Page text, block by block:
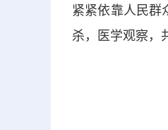
紧紧依靠人民群
杀，医学观察